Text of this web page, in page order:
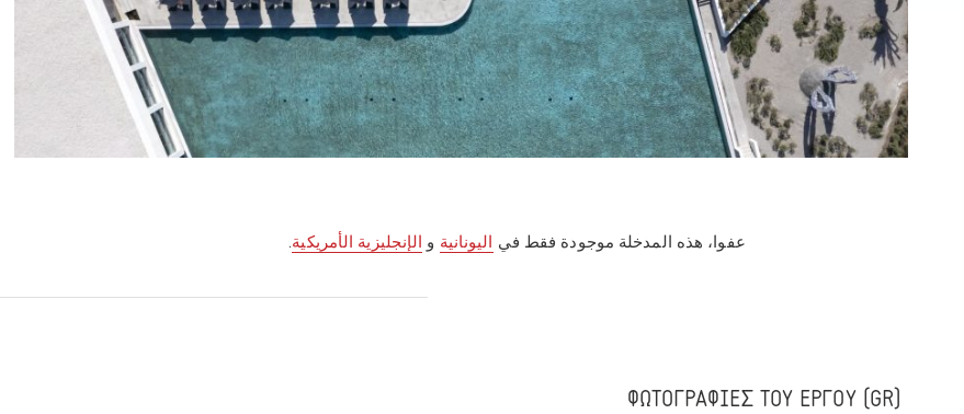
عفوا، هذه المدخلة موجودة فقط في اليونانية و الإنجليزية الأمريكية.
(GR) ΦΩΤΟΓΡΑΦΙΕΣ ΤΟΥ ΕΡΓΟΥ